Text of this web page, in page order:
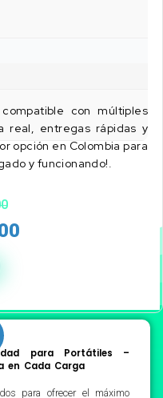
con múltiples
real, entregas rápidas y
opción en Colombia para
y funcionando!.
para Portátiles –
en Cada Carga
para ofrecer el máximo